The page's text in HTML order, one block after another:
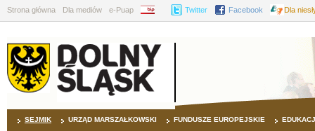
Strona główna Dla mediów e-Puap BIP Twitter Facebook Dla
SEJMIK URZĄD MARSZAŁKOWSKI FUNDUSZE EUROPEJSKIE